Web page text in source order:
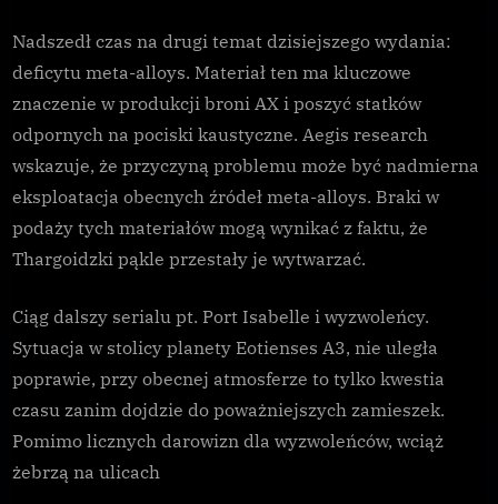
Nadszedł czas na drugi temat dzisiejszego wydania:
deficytu meta-alloys. Materiał ten ma kluczowe
znaczenie w produkcji broni AX i poszyć statków
odpornych na pociski kaustyczne. Aegis research
wskazuje, że przyczyną problemu może być nadmierna
eksploatacja obecnych źródeł meta-alloys. Braki w
podaży tych materiałów mogą wynikać z faktu, że
Thargoidzki pąkle przestały je wytwarzać.
Ciąg dalszy serialu pt. Port Isabelle i wyzwoleńcy.
Sytuacja w stolicy planety Eotienses A3, nie uległa
poprawie, przy obecnej atmosferze to tylko kwestia
czasu zanim dojdzie do poważniejszych zamieszek.
Pomimo licznych darowizn dla wyzwoleńców, wciąż
żebrzą na ulicach